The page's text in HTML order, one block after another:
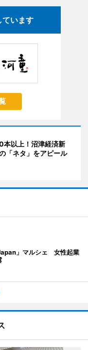
ています
以上！沼津経済新
「ネタ」をアピール
」マルシェ 女性起業